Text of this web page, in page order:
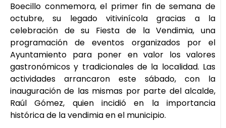
Boecillo conmemora, el primer fin de semana de
octubre, su legado vitivinícola gracias a la
celebración de su Fiesta de la Vendimia, una
programación de eventos organizados por el
Ayuntamiento para poner en valor los valores
gastronómicos y tradicionales de la localidad. Las
actividades arrancaron este sábado, con la
inauguración de las mismas por parte del alcalde,
Raúl Gómez, quien incidió en la importancia
histórica de la vendimia en el municipio.